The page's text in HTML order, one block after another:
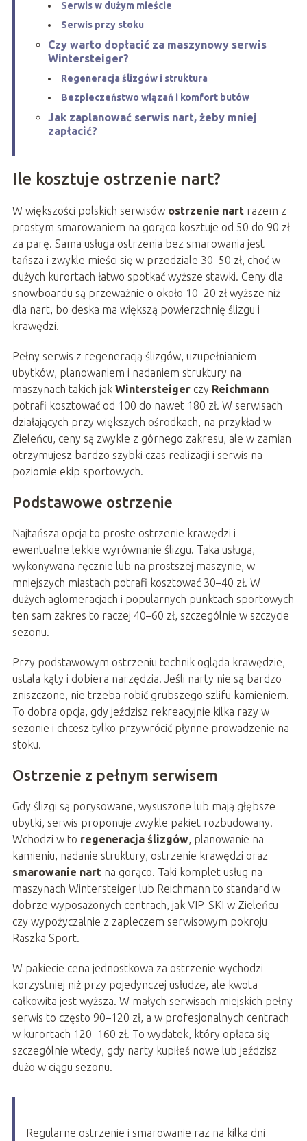
Serwis w dużym mieście
Serwis przy stoku
Czy warto dopłacić za maszynowy serwis
Wintersteiger?
Regeneracja ślizgów i struktura
Bezpieczeństwo wiązań i komfort butów
Jak zaplanować serwis nart, żeby mniej
zapłacić?
Ile kosztuje ostrzenie nart?
W większości polskich serwisów ostrzenie nartrazem z
prostym smarowaniem na gorąco kosztuje od 50 do 90 zł
za parę. Sama usługa ostrzenia bez smarowania jest
tańsza i zwykle mieści się w przedziale 30–50 zł, choć w
dużych kurortach łatwo spotkać wyższe stawki. Ceny dla
snowboardu są przeważnie o około 10–20 zł wyższe niż
dla nart, bo deska ma większą powierzchnię ślizgu i
krawędzi.
Pełny serwis z regeneracją ślizgów, uzupełnianiem
ubytków, planowaniem i nadaniem struktury na
maszynach takich jak Wintersteigerczy Reichmann
potrafi kosztować od 100 do nawet 180 zł. W serwisach
działających przy większych ośrodkach, na przykład w
Zieleńcu, ceny są zwykle z górnego zakresu, ale w zamian
otrzymujesz bardzo szybki czas realizacji i serwis na
poziomie ekip sportowych.
Podstawowe ostrzenie
Najtańsza opcja to proste ostrzenie krawędzi i
ewentualne lekkie wyrównanie ślizgu. Taka usługa,
wykonywana ręcznie lub na prostszej maszynie, w
mniejszych miastach potrafi kosztować 30–40 zł. W
dużych aglomeracjach i popularnych punktach sportowych
ten sam zakres to raczej 40–60 zł, szczególnie w szczycie
sezonu.
Przy podstawowym ostrzeniu technik ogląda krawędzie,
ustala kąty i dobiera narzędzia. Jeśli narty nie są bardzo
zniszczone, nie trzeba robić grubszego szlifu kamieniem.
To dobra opcja, gdy jeździsz rekreacyjnie kilka razy w
sezonie i chcesz tylko przywrócić płynne prowadzenie na
stoku.
Ostrzenie z pełnym serwisem
Gdy ślizgi są porysowane, wysuszone lub mają głębsze
ubytki, serwis proponuje zwykle pakiet rozbudowany.
Wchodzi w to regeneracja ślizgów, planowanie na
kamieniu, nadanie struktury, ostrzenie krawędzi oraz
smarowanie nartna gorąco. Taki komplet usług na
maszynach Wintersteiger lub Reichmann to standard w
dobrze wyposażonych centrach, jak VIP-SKI w Zieleńcu
czy wypożyczalnie z zapleczem serwisowym pokroju
Raszka Sport.
W pakiecie cena jednostkowa za ostrzenie wychodzi
korzystniej niż przy pojedynczej usłudze, ale kwota
całkowita jest wyższa. W małych serwisach miejskich pełny
serwis to często 90–120 zł, a w profesjonalnych centrach
w kurortach 120–160 zł. To wydatek, który opłaca się
szczególnie wtedy, gdy narty kupiłeś nowe lub jeździsz
dużo w ciągu sezonu.
Regularne ostrzenie i smarowanie raz na kilka dni